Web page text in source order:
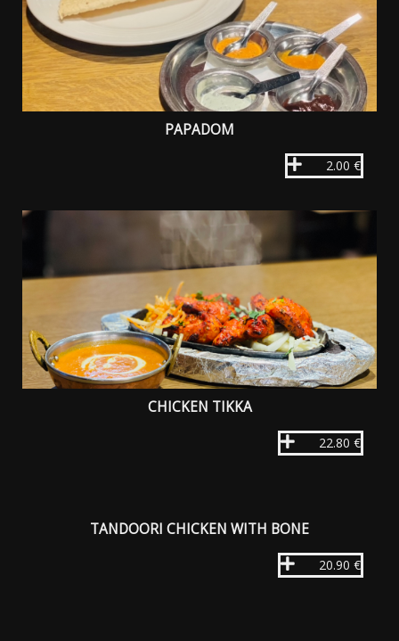
PAPADOM
2.00 €
CHICKEN TIKKA
22.80 €
TANDOORI CHICKEN WITH BONE
20.90 €